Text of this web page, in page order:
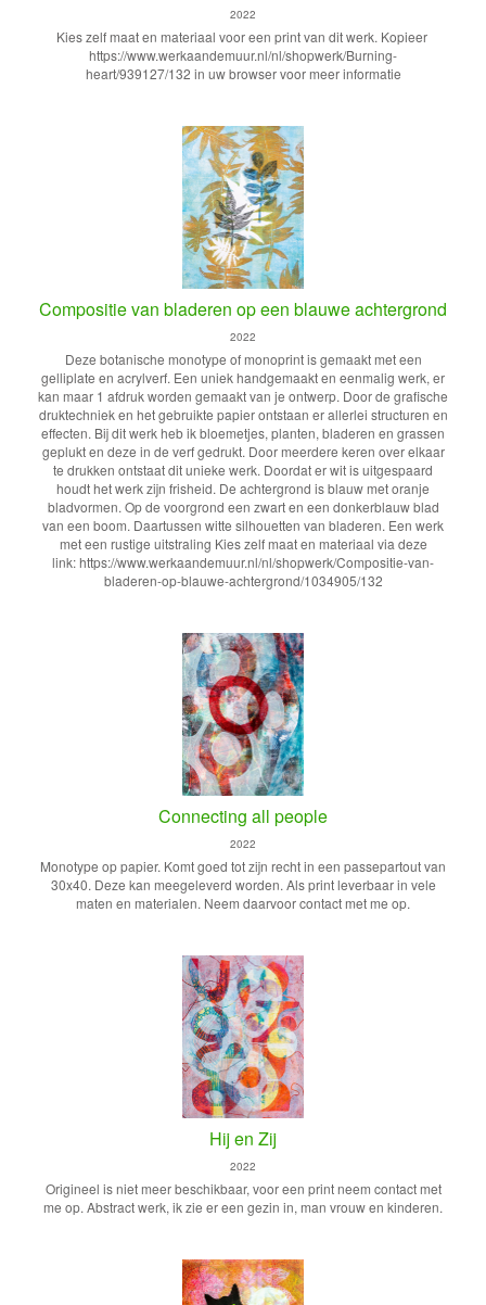
2022
Kies zelf maat en materiaal voor een print van dit werk. Kopieer
https://www.werkaandemuur.nl/nl/shopwerk/Burning-
heart/939127/132 in uw browser voor meer informatie
Compositie van bladeren op een blauwe achtergrond
2022
Deze botanische monotype of monoprint is gemaakt met een
gelliplate en acrylverf. Een uniek handgemaakt en eenmalig werk, er
kan maar 1 afdruk worden gemaakt van je ontwerp. Door de grafische
druktechniek en het gebruikte papier ontstaan er allerlei structuren en
effecten. Bij dit werk heb ik bloemetjes, planten, bladeren en grassen
geplukt en deze in de verf gedrukt. Door meerdere keren over elkaar
te drukken ontstaat dit unieke werk. Doordat er wit is uitgespaard
houdt het werk zijn frisheid. De achtergrond is blauw met oranje
bladvormen. Op de voorgrond een zwart en een donkerblauw blad
van een boom. Daartussen witte silhouetten van bladeren. Een werk
met een rustige uitstraling Kies zelf maat en materiaal via deze
link: https://www.werkaandemuur.nl/nl/shopwerk/Compositie-van-
bladeren-op-blauwe-achtergrond/1034905/132
Connecting all people
2022
Monotype op papier. Komt goed tot zijn recht in een passepartout van
30x40. Deze kan meegeleverd worden. Als print leverbaar in vele
maten en materialen. Neem daarvoor contact met me op.
Hij en Zij
2022
Origineel is niet meer beschikbaar, voor een print neem contact met
me op. Abstract werk, ik zie er een gezin in, man vrouw en kinderen.